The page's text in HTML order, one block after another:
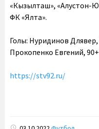
«Кызылташ», «Алустон-
ФК «Ялта».
Голы: Нуридинов
Прокопенко Евгений,
https://stv92.ru/